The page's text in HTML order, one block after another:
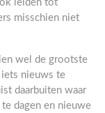
leiden tot
misschien niet
wel de grootste
iets nieuws te
daarbuiten waar
dagen en nieuwe